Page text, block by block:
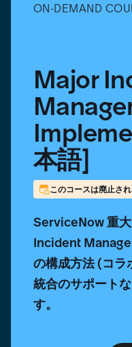
ON-DEMAND
Major
本語]
このコースは廃止さ
ServiceNow 重
Incident
の構成方法 (コラ
統合のサポート
す。